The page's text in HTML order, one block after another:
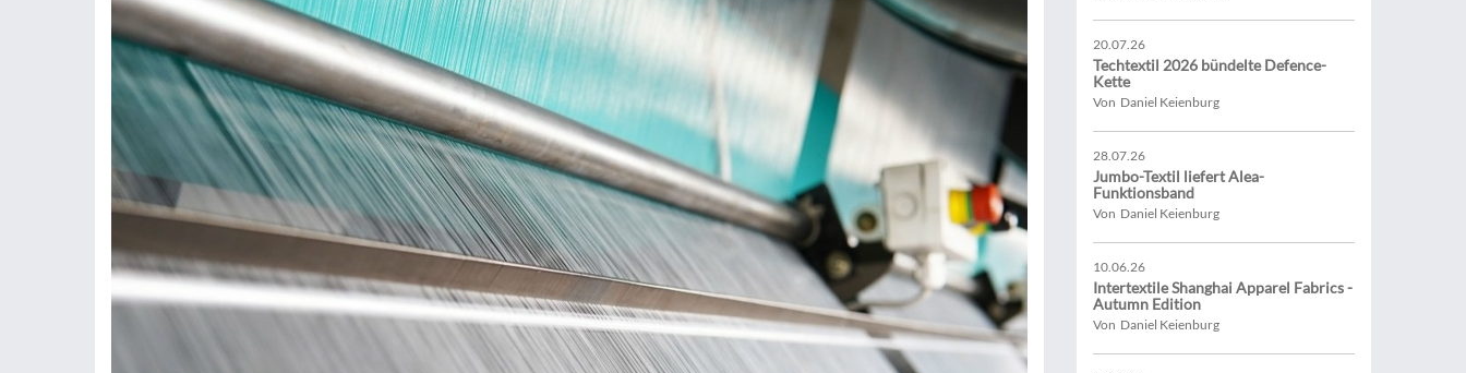
20.07.26
Techtextil 2026 bündelte Defence-
Kette
Von Daniel Keienburg
28.07.26
Jumbo-Textil liefert Alea-
Funktionsband
Von Daniel Keienburg
10.06.26
Intertextile Shanghai Apparel Fabrics -
Autumn Edition
Von Daniel Keienburg